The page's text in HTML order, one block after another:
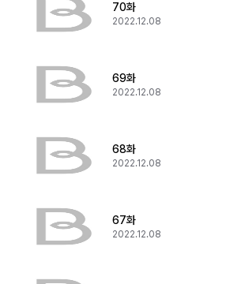
70화
2022.12.08
69화
2022.12.08
68화
2022.12.08
67화
2022.12.08